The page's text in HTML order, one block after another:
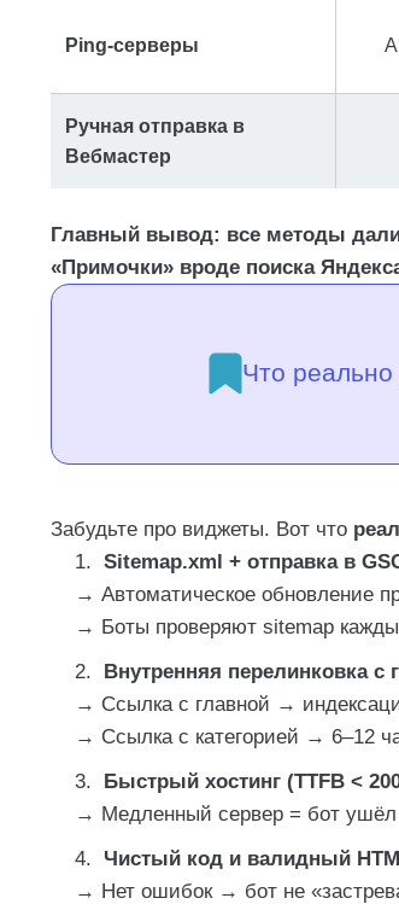
Ping-серверы
Ручная отправка в
Вебмастер
Главный вывод: все методы
«Примочки» вроде поиска
Что
Забудьте про виджеты. Вот что
Sitemap.xml + отправка в
→ Автоматическое обновление
→ Боты проверяют sitemap
Внутренняя перелинковка с
→ Ссылка с главной →
→ Ссылка с категорией → 6–12
Быстрый хостинг (TTFB <
→ Медленный сервер = бот ушёл
Чистый код и валидный
→ Нет ошибок → бот не